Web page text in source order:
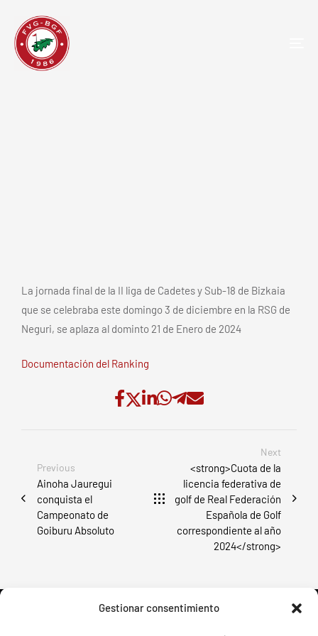
Gestionar consentimiento
La jornada final de la II liga de Cadetes y Sub-18 de Bizkaia
que se celebraba este domingo 3 de diciembre en la RSG de
Neguri, se aplaza al dominto 21 de Enero de 2024
Documentación del Ranking
Previous
Ainoha Jauregui
conquista el
Campeonato de
Goiburu Absoluto
Next
<strong>Cuota de la
licencia federativa de
golf de Real Federación
Española de Golf
correspondiente al año
2024</strong>